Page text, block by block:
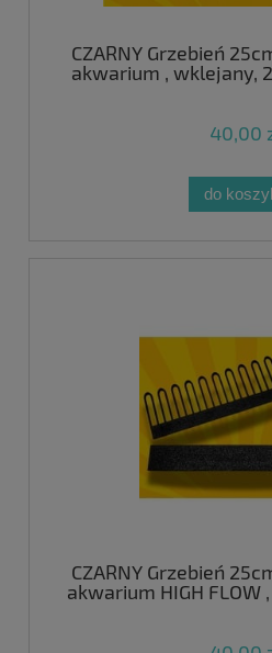
CZARNY Grzebień
akwarium , wklejany,
40,00
do
CZARNY Grzebień
akwarium HIGH FLOW